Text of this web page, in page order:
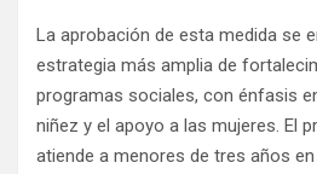
La aprobación de esta medida se
estrategia más amplia de
programas sociales, con énfasis
niñez y el apoyo a las mujeres. El
atiende a menores de tres años